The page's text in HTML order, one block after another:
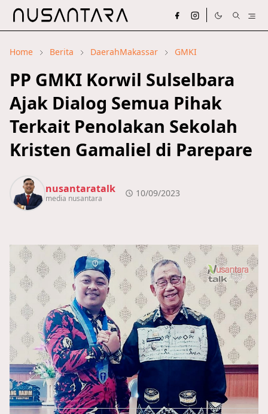
Home Berita DaerahMakassar GMKI
PP GMKI Korwil Sulselbara
Ajak Dialog Semua Pihak
Terkait Penolakan Sekolah
Kristen Gamaliel di Parepare
nusantaratalk
media nusantara 10/09/2023